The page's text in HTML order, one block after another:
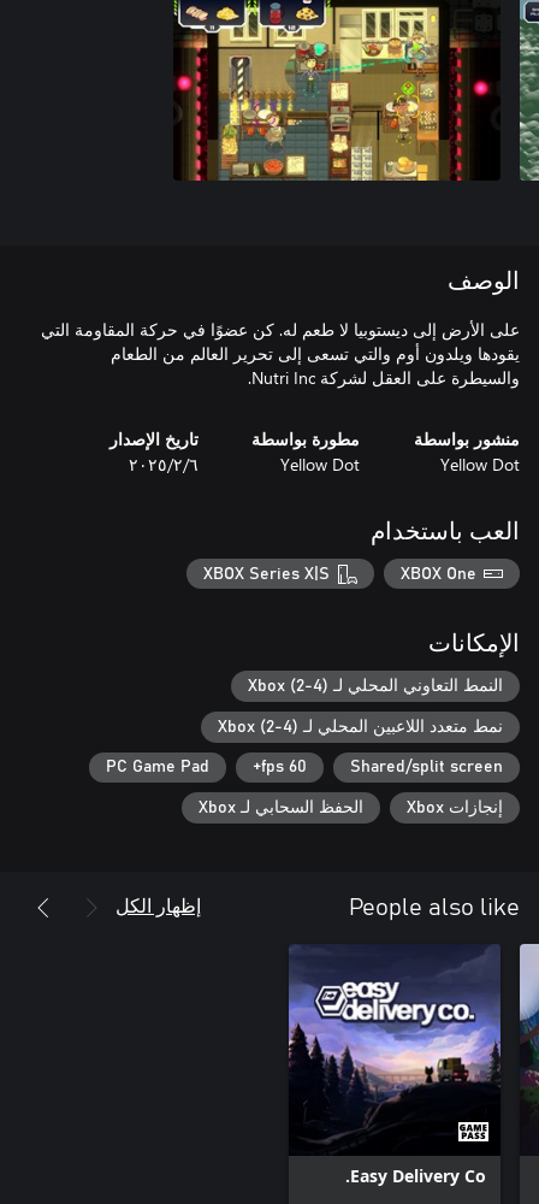
الوصف
على الأرض إلى ديستوبيا لا طعم له. كن عضوًا في حركة المقاومة التي
يقودها ويلدون أوم والتي تسعى إلى تحرير العالم من الطعام
والسيطرة على العقل لشركة Nutri Inc.
منشور بواسطة
Yellow Dot
مطورة بواسطة
Yellow Dot
تاريخ الإصدار
٦‏/٢‏/٢٠٢٥
العب باستخدام
XBOX One
XBOX Series X|S
الإمكانات
النمط التعاوني المحلي لـ Xbox (2-4)
نمط متعدد اللاعبين المحلي لـ Xbox (2-4)
Shared/split screen
60 fps+
PC Game Pad
إنجازات Xbox الحفظ السحابي لـ Xbox
People also like إظهار الكل
Easy Delivery Co.